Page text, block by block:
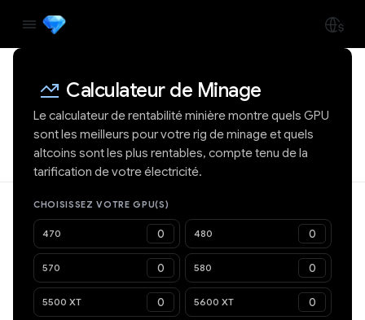
Calculateur de Minage
Le calculateur de rentabilité minière montre quels GPU
sont les meilleurs pour votre rig de minage et quels
altcoins sont les plus rentables, compte tenu de la
tarification de votre électricité.
CHOISISSEZ VOTRE GPU(S)
470 480
570 580
5500 XT 5600 XT